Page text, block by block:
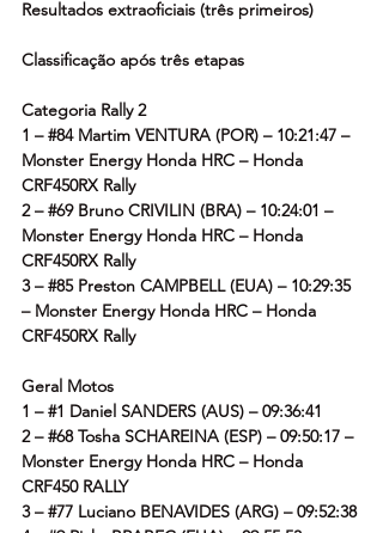
Resultados extraoficiais (três primeiros)
Classificação após três etapas
Categoria Rally 2
1 – #84 Martim VENTURA (POR) – 10:21:47 –
Monster Energy Honda HRC – Honda
CRF450RX Rally
2 – #69 Bruno CRIVILIN (BRA) – 10:24:01 –
Monster Energy Honda HRC – Honda
CRF450RX Rally
3 – #85 Preston CAMPBELL (EUA) – 10:29:35
– Monster Energy Honda HRC – Honda
CRF450RX Rally
Geral Motos
1 – #1 Daniel SANDERS (AUS) – 09:36:41
2 – #68 Tosha SCHAREINA (ESP) – 09:50:17 –
Monster Energy Honda HRC – Honda
CRF450 RALLY
3 – #77 Luciano BENAVIDES (ARG) – 09:52:38